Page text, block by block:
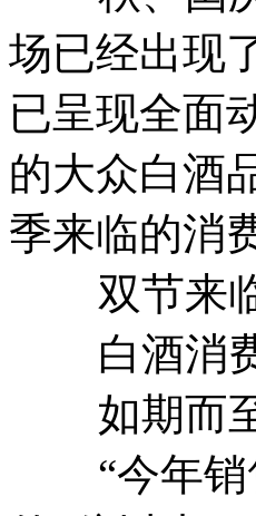
场已经出现
已呈现全面
的大众白酒
季来临的消
双节来
白酒消
如期而
“今年销